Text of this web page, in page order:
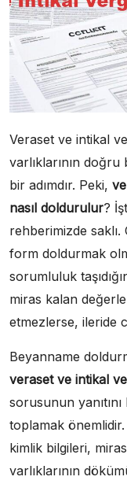
Veraset ve intikal
varlıklarının
bir adımdır. Peki,
nasıl doldurulur?
rehberimizde
form doldurmak
sorumluluk
miras kalan
etmezlerse, ileride
Beyanname
veraset ve intikal
sorusunun
toplamak önemlidir.
kimlik bilgileri,
varlıklarının